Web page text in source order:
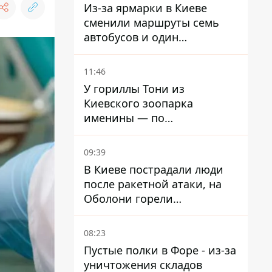
Из-за ярмарки в Киеве
сменили маршруты семь
автобусов и один
троллейбус
11:46
У гориллы Тони из
Киевского зоопарка
именины — по
человеческим меркам ему
уже больше 90 лет
09:39
В Киеве пострадали люди
после ракетной атаки, на
Оболони горели
резервуары с топливом
08:23
Пустые полки в Форе - из-за
уничтожения складов